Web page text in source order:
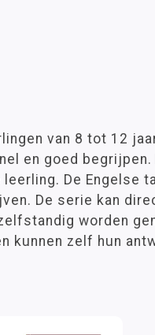
van 8 tot 12
en goed begrijpen.
De Engelse
De serie kan
worden
kunnen zelf hun